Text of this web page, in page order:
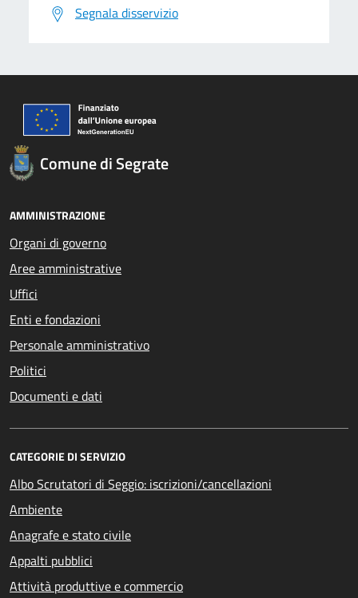
Segnala disservizio
Comune di Segrate
AMMINISTRAZIONE
Organi di governo
Aree amministrative
Uffici
Enti e fondazioni
Personale amministrativo
Politici
Documenti e dati
CATEGORIE DI SERVIZIO
Albo Scrutatori di Seggio: iscrizioni/cancellazioni
Ambiente
Anagrafe e stato civile
Appalti pubblici
Attività produttive e commercio